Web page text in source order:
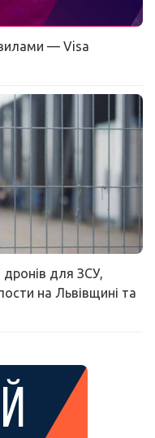
— Visa
для ЗСУ,
на Львівщині та